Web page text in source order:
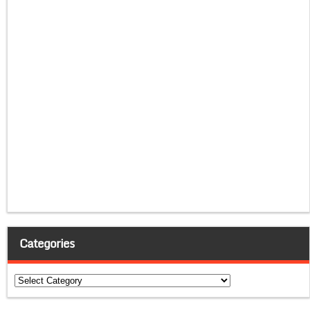
Categories
Categories